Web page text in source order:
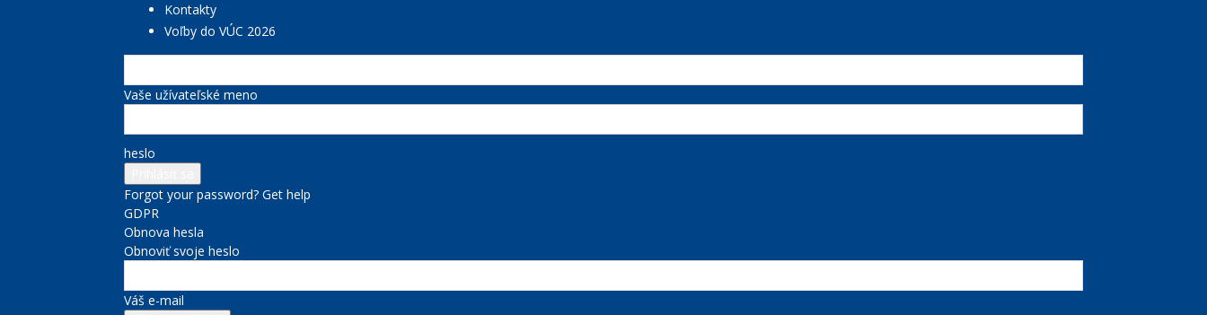
Kontakty
Voľby do VÚC 2026
Vaše užívateľské meno
heslo
Forgot your password? Get help
GDPR
Obnova hesla
Obnoviť svoje heslo
Váš e-mail